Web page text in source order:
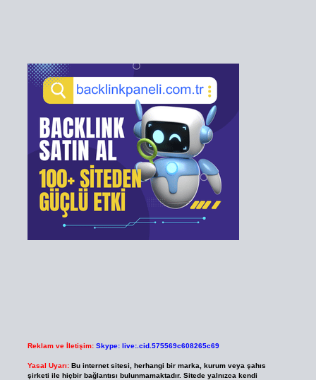
Reklam ve İletişim: Skype: live:.cid.575569c608265c69
Yasal Uyarı: Bu internet sitesi, herhangi bir marka, kurum veya şahıs
şirketi ile hiçbir bağlantısı bulunmamaktadır. Sitede yalnızca kendi